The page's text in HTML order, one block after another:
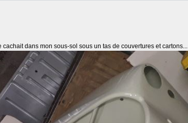
dans mon sous-sol sous un tas de couvertures et cartons...